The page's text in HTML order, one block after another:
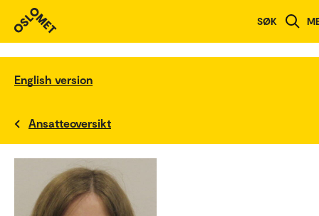
SØK
English version
Ansatteoversikt